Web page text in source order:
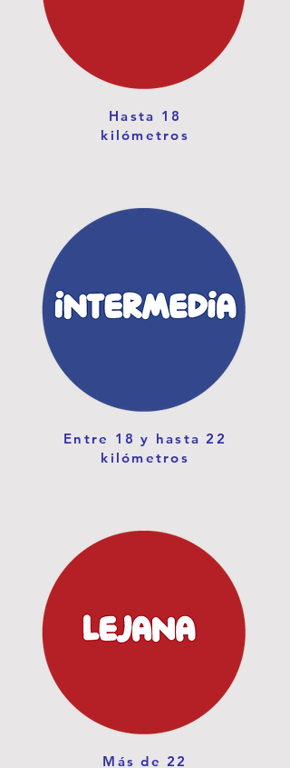
Hasta 18
kilómetros
Entre 18 y hasta 22
kilómetros
Más de 22